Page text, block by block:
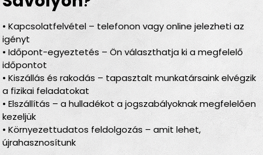
• Kapcsolatfelvétel – telefonon vagy online jelezheti az
igényt
• Időpont-egyeztetés – Ön választhatja ki a megfelelő
időpontot
• Kiszállás és rakodás – tapasztalt munkatársaink elvégzik
a fizikai feladatokat
• Elszállítás – a hulladékot a jogszabályoknak megfelelően
kezeljük
• Környezettudatos feldolgozás – amit lehet,
újrahasznosítunk